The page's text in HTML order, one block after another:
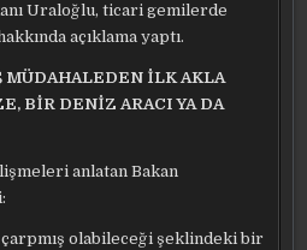
Uraloğlu, ticari gemilerde
açıklama yaptı.
MÜDAHALEDEN İLK AKLA
BİR DENİZ ARACI YA DA
anlatan Bakan
olabileceği şeklindeki bir